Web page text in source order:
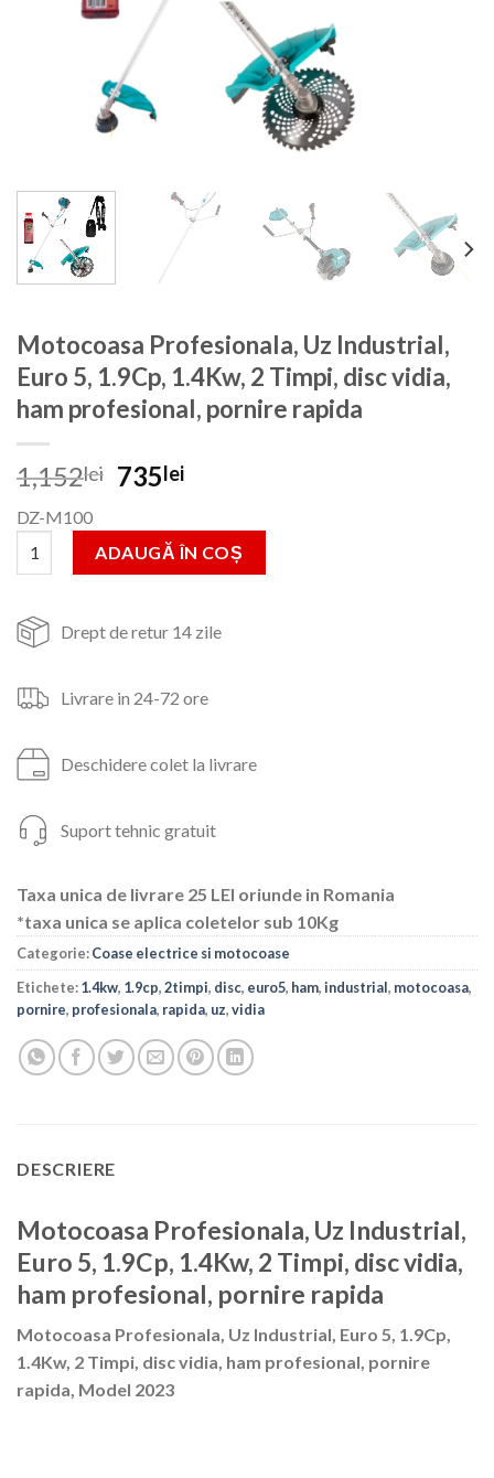
Motocoasa Profesionala, Uz Industrial,
Euro 5, 1.9Cp, 1.4Kw, 2 Timpi, disc vidia,
ham profesional, pornire rapida
1,152lei Prețul
a
fost:
1,152lei.
735leiPrețul
este:
735lei.
DZ-M100
Cantitate Motocoasa Profesionala, Uz Industrial, Euro 5,
ADAUGĂ ÎN COȘ
Drept de retur 14 zile
Livrare in 24-72 ore
Deschidere colet la livrare
Suport tehnic gratuit
Taxa unica de livrare 25 LEI oriunde in Romania
*taxa unica se aplica coletelor sub 10Kg
Categorie:Coase electrice si motocoase
Etichete:1.4kw, 1.9cp,2timpi, disc, euro5, ham,industrial, motocoasa,
pornire, profesionala, rapida, uz,vidia
DESCRIERE
Motocoasa Profesionala, Uz Industrial,
Euro 5, 1.9Cp, 1.4Kw, 2 Timpi, disc vidia,
ham profesional, pornire rapida
Motocoasa Profesionala, Uz Industrial, Euro 5, 1.9Cp,
1.4Kw, 2 Timpi, disc vidia, ham profesional, pornire
rapida, Model 2023